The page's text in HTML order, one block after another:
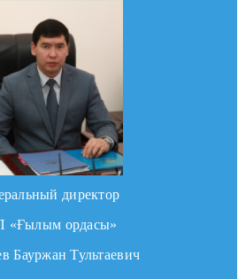
директор
«Ғылым ордасы»
Бауржан Тультаевич